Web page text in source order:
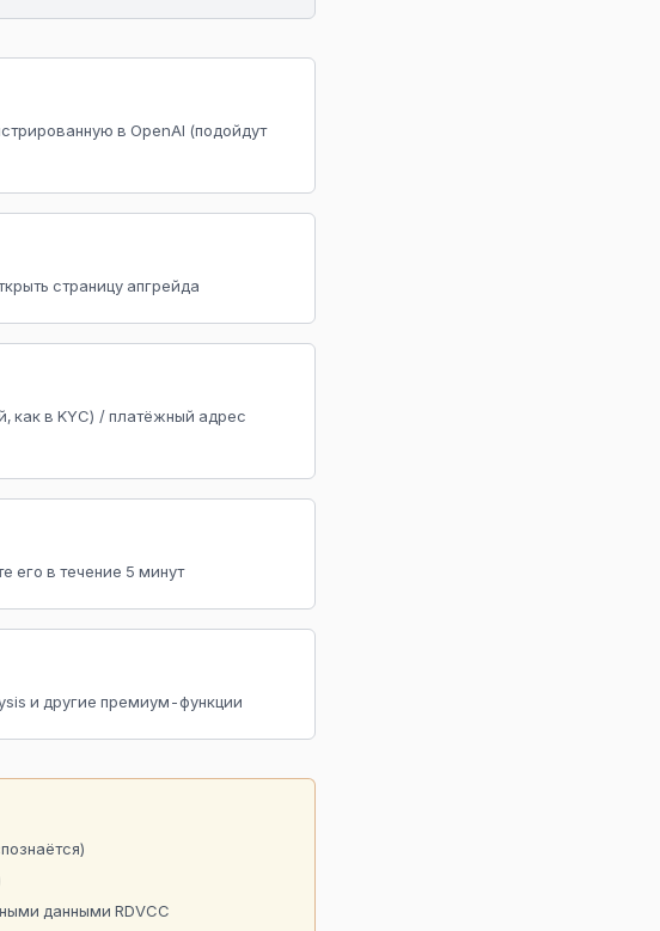
в OpenAI (подойдут
страницу апгрейда
как в KYC) / платёжный адрес
его в течение 5 минут
и другие премиум-функции
данными RDVCC